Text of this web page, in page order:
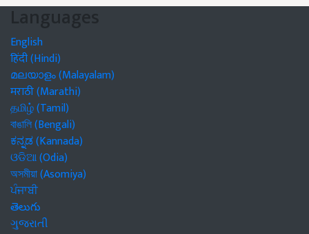
Languages
English
हिंदी (Hindi)
മലയാളം (Malayalam)
मराठी (Marathi)
தமிழ் (Tamil)
বাঙালি (Bengali)
ಕನ್ನಡ (Kannada)
ଓଡିଆ (Odia)
অসমীয়া (Asomiya)
ਪੰਜਾਬੀ
తెలుగు
ગુજરાતી